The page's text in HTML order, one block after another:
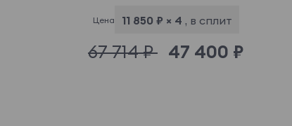
Цена 11 850 ₽ × 4 , в сплит
67 714 ₽ 47 400 ₽